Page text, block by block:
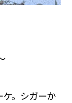
。シガーか